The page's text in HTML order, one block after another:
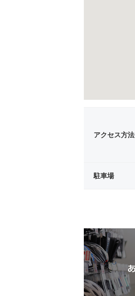
アクセス方法
駐車場